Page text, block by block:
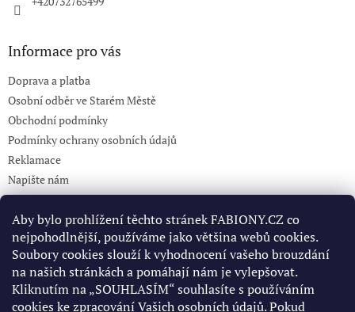
Aby bylo prohlížení těchto stránek FABIONY.CZ co
nejpohodlnější, používáme jako většina webů cookies.
Soubory cookies slouží k vyhodnocení vašeho brouzdání
na našich stránkách a pomáhají nám je vylepšovat.
Kliknutím na „SOUHLASÍM“ souhlasíte s používáním
cookies ke zpracování Vašich osobních údajů. Pokud
Informace pro vás
Doprava a platba
Osobní odběr ve Starém Městě
Obchodní podmínky
Podmínky ochrany osobních údajů
Reklamace
Napište nám
KONTAKT 732765499
Pinterest